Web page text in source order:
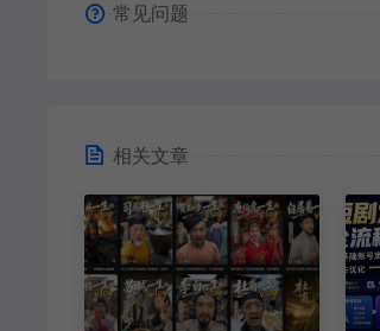
常见问题
相关文章